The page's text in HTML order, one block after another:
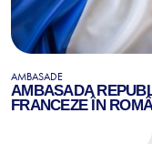
AMBASADE
AMBASADA
FRANCEZE ÎN